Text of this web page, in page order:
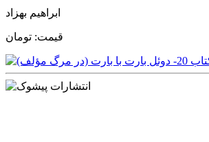
ابراهیم بهزاد
قیمت: تومان